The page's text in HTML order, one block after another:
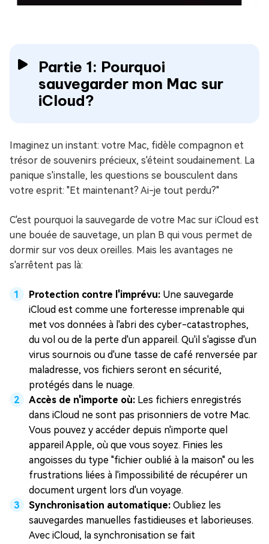
Partie 1: Pourquoi
sauvegarder mon Mac sur
iCloud?
Imaginez un instant: votre Mac, fidèle compagnon et
trésor de souvenirs précieux, s'éteint soudainement. La
panique s'installe, les questions se bousculent dans
votre esprit: "Et maintenant? Ai-je tout perdu?"
C'est pourquoi la sauvegarde de votre Mac sur iCloud est
une bouée de sauvetage, un plan B qui vous permet de
dormir sur vos deux oreilles. Mais les avantages ne
s'arrêtent pas là:
Protection contre l'imprévu: Une sauvegarde
iCloud est comme une forteresse imprenable qui
met vos données à l'abri des cyber-catastrophes,
du vol ou de la perte d'un appareil. Qu'il s'agisse d'un
virus sournois ou d'une tasse de café renversée par
maladresse, vos fichiers seront en sécurité,
protégés dans le nuage.
Accès de n'importe où: Les fichiers enregistrés
dans iCloud ne sont pas prisonniers de votre Mac.
Vous pouvez y accéder depuis n'importe quel
appareil Apple, où que vous soyez. Finies les
angoisses du type "fichier oublié à la maison" ou les
frustrations liées à l'impossibilité de récupérer un
document urgent lors d'un voyage.
Synchronisation automatique: Oubliez les
sauvegardes manuelles fastidieuses et laborieuses.
Avec iCloud, la synchronisation se fait